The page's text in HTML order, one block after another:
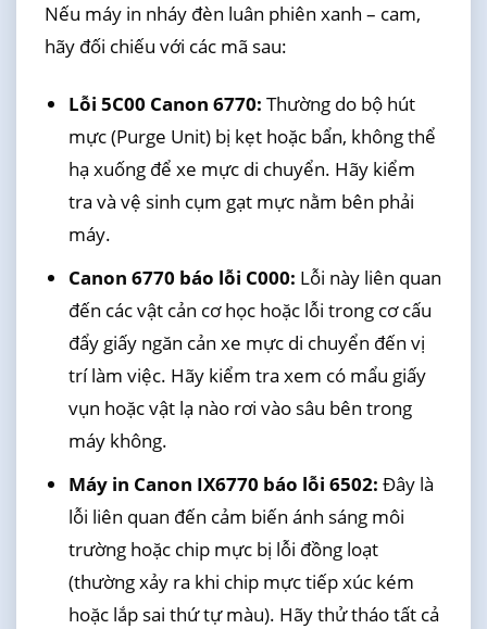
Nếu máy in nháy đèn luân phiên xanh – cam,
hãy đối chiếu với các mã sau:
Lỗi 5C00 Canon 6770: Thường do bộ hút
mực (Purge Unit) bị kẹt hoặc bẩn, không thể
hạ xuống để xe mực di chuyển. Hãy kiểm
tra và vệ sinh cụm gạt mực nằm bên phải
máy.
Canon 6770 báo lỗi C000: Lỗi này liên quan
đến các vật cản cơ học hoặc lỗi trong cơ cấu
đẩy giấy ngăn cản xe mực di chuyển đến vị
trí làm việc. Hãy kiểm tra xem có mẩu giấy
vụn hoặc vật lạ nào rơi vào sâu bên trong
máy không.
Máy in Canon IX6770 báo lỗi 6502: Đây là
lỗi liên quan đến cảm biến ánh sáng môi
trường hoặc chip mực bị lỗi đồng loạt
(thường xảy ra khi chip mực tiếp xúc kém
hoặc lắp sai thứ tự màu). Hãy thử tháo tất cả